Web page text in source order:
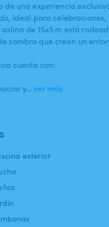
de una experiencia
ideal para celebraciones​,​
de 15x5 m está
sombra que crean un
cuenta con:
y… ver más
exterior